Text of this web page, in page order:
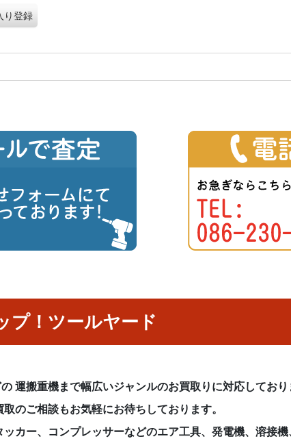
り登録
プ！ツールヤード
運搬重機まで幅広いジャンルのお買取りに対応しており
のご相談もお気軽にお待ちしております。
カー、コンプレッサーなどのエア工具、発電機、溶接